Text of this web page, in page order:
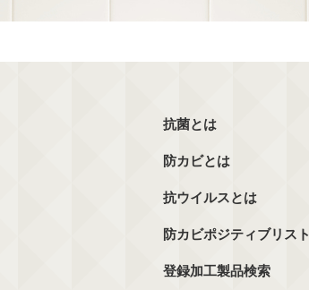
抗菌とは
防カビとは
抗ウイルスとは
防カビポジティブリスト
登録加工製品検索